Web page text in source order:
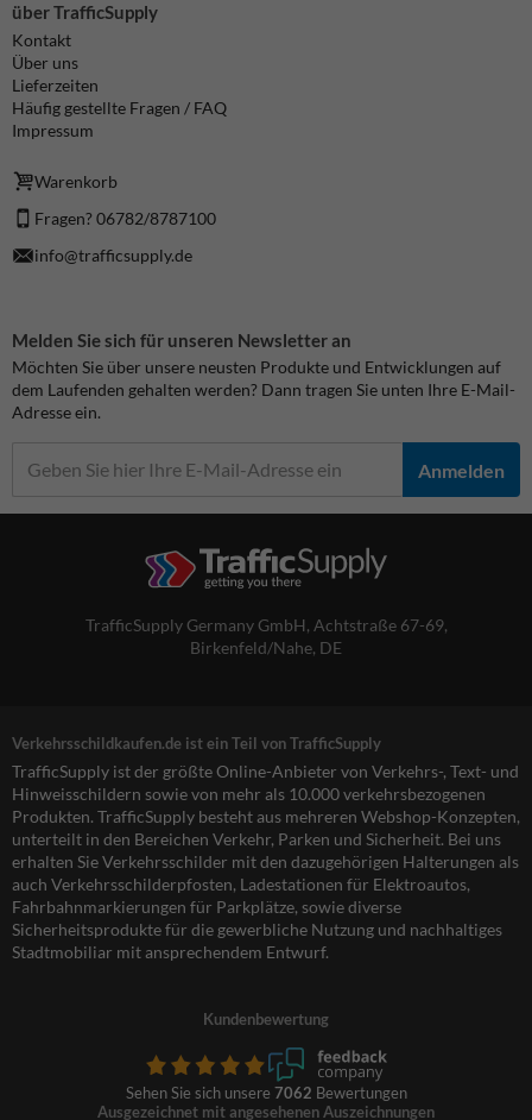
über TrafficSupply
Kontakt
Über uns
Lieferzeiten
Häufig gestellte Fragen / FAQ
Impressum
Warenkorb
Fragen? 06782/8787100
info@trafficsupply.de
Melden Sie sich für unseren Newsletter an
Möchten Sie über unsere neusten Produkte und Entwicklungen auf
dem Laufenden gehalten werden? Dann tragen Sie unten Ihre E-Mail-
Adresse ein.
Anmelden
TrafficSupply Germany GmbH, Achtstraße 67-69,
Birkenfeld/Nahe, DE
Verkehrsschildkaufen.de ist ein Teil von TrafficSupply
TrafficSupply ist der größte Online-Anbieter von Verkehrs-, Text- und
Hinweisschildern sowie von mehr als 10.000 verkehrsbezogenen
Produkten. TrafficSupply besteht aus mehreren Webshop-Konzepten,
unterteilt in den Bereichen Verkehr, Parken und Sicherheit. Bei uns
erhalten Sie Verkehrsschilder mit den dazugehörigen Halterungen als
auch Verkehrsschilderpfosten, Ladestationen für Elektroautos,
Fahrbahnmarkierungen für Parkplätze, sowie diverse
Sicherheitsprodukte für die gewerbliche Nutzung und nachhaltiges
Stadtmobiliar mit ansprechendem Entwurf.
Kundenbewertung
Sehen Sie sich unsere 7062 Bewertungen
Ausgezeichnet mit angesehenen Auszeichnungen